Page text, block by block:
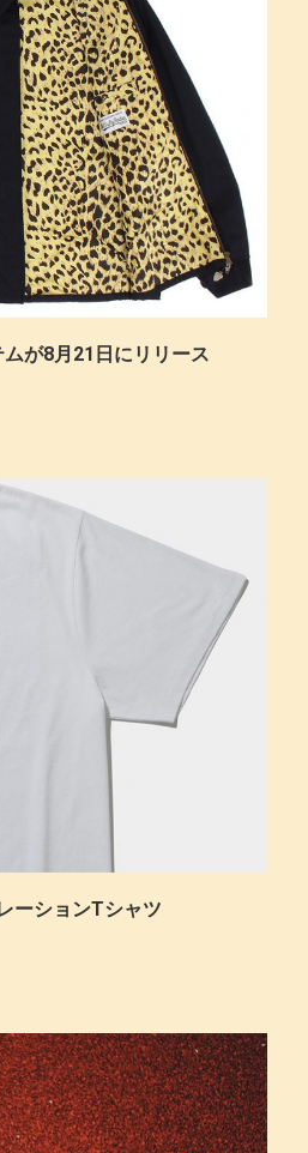
が8月21日にリリース
ーションTシャツ